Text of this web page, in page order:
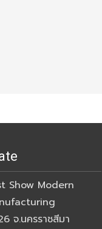
Show Modern
จ.นครราชสีมา